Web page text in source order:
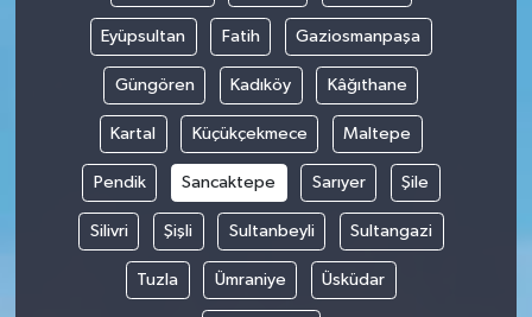
Eyüpsultan Fatih Gaziosmanpaşa
Güngören Kadıköy Kâğıthane
Kartal Küçükçekmece Maltepe
Pendik Sancaktepe Sarıyer Şile
Silivri Şişli Sultanbeyli Sultangazi
Tuzla Ümraniye Üsküdar